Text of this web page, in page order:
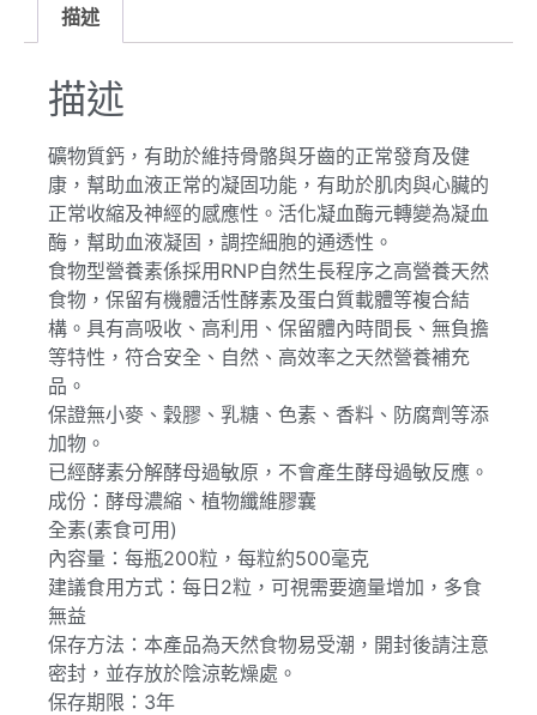
描述
描述
礦物質鈣，有助於維持骨骼與牙齒的正常發育及健
康，幫助血液正常的凝固功能，有助於肌肉與心臟的
正常收縮及神經的感應性。活化凝血酶元轉變為凝血
酶，幫助血液凝固，調控細胞的通透性。
食物型營養素係採用RNP自然生長程序之高營養天然
食物，保留有機體活性酵素及蛋白質載體等複合結
構。具有高吸收、高利用、保留體內時間長、無負擔
等特性，符合安全、自然、高效率之天然營養補充
品。
保證無小麥、穀膠、乳糖、色素、香料、防腐劑等添
加物。
已經酵素分解酵母過敏原，不會產生酵母過敏反應。
成份：酵母濃縮、植物纖維膠囊
全素(素食可用)
內容量：每瓶200粒，每粒約500毫克
建議食用方式：每日2粒，可視需要適量增加，多食
無益
保存方法：本產品為天然食物易受潮，開封後請注意
密封，並存放於陰涼乾燥處。
保存期限：3年